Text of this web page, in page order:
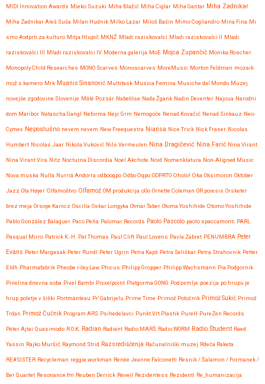
MIDI Innovation Awards Mieko Suzuki Miha Blažič Miha Ciglar Miha Gantar Miha Zadnikar
Miha Zadnikar Aleš Suša Milan Hudnik Milko Lazar Miloš Bašin Mimo Cogliandro Mina Fina Mi
smo #odprti za kulturo Mitja Hlupič MKNŽ Mladi raziskovalci Mladi raziskovalci II Mladi
raziskovalci III Mladi raziskovalci IV Moderna galerija MoE Mojca Zupančič Monika Roscher
Monopoly Child Researches MONO Scarves Monoscarves MoreMusic Morton Feldman mozaik
mož s kamero Mrk Muanis Sinanović Multitask Musica Femina Musiche dal Mondo Muzej
novejše zgodovine Slovenije Máté Pozsár Nabelóse Nada Žgank Nadin Deventer Najoua Narodni
dom Maribor Natascha Gangl Neforma Nejc Grm Nemogoče Nenad Kovačić Nenad Sinkauz Neo-
Cymex Neposlušno nevem nevem New Freequestra Niansa Nice Trick Nick Fraser Nicolas
Humbert Nicolas Jaar Nikola Vuković Nils Vermeulen Nina Dragičević Nina Farič Nina Virant
Nina Virant Vira Nitz Nocturna Discordia Noel Akchote Noid Nomenklatura Non-Aligned Music
Nova muska Nulla Nurriá Andorra odbooqpo Odbo Oqpo ODPRTO Oholo! Oka Oksimoron Oktober
Jazz Ola Høyer Olfamoštvo Olfamož OM produkcija oOo Ornette Coleman OR poiesis Orsketer
brez meja Orsoye Kaincz Oscilla Oskar Longyka Otmar Taber Otoma Yoshihide Otomo Yoshihide
Pablo González Balaguer Paco Peña Palomar Records Paolo Pascolo paolo spaccamonti PARL
Pasqual Mirro Patrick K.-H. Pat Thomas Paul Clift Paul Lovens Pavla Zabret PENUMBRA Peter
Evans Peter Margasak Peter Rundl Peter Ugrin Petra Kapš Petra Seliškar Petra Strahovnik Petter
Eldh Pharmafabrik Pheobe riley Law Phicus Philipp Gropper Philipp Wachsmann Pia Podgornik
Pinelina dnevna soba Pixel Bambi Pixxelpoint Platgorma GONG Podzemlje poezija po hrupu je
hrup poletje v šiški Portmänteau Pr' Gabrijelu Prime Time Primož Potočnik Primož Sukič Primož
Trdan Primož Čučnik Program ARS Psihedelavci Punkt.Vrt.Plastik PureH PureZen Records
Péter Ajtai Quasimodo R.O.K. Radian Radiant Radio MARŠ Radio WORM Radio Študent Raed
Yassin Rajko Muršič Raymond Strid Razsrediščenja Računalniški muzej Rdeča Raketa
RE#SISTER Recycleman reggie workman Renée Jeanne Falconetti Resnik / Šalamon / Formanek /
Ber Quartet Resonance.fm Reuben Derrick Reveil Rezidentess Rezidenti Re_humanizacija